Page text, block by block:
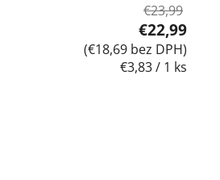
€23,99
€22,99
(€18,69 bez DPH)
Jednotková
€3,83 / 1 ks